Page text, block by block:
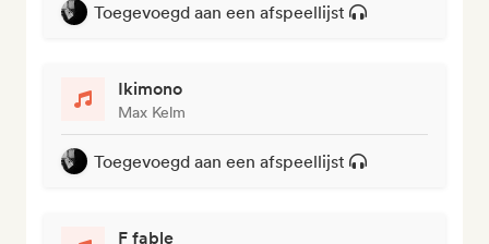
Toegevoegd aan een afspeellijst
Ikimono
Max Kelm
Toegevoegd aan een afspeellijst
F fable